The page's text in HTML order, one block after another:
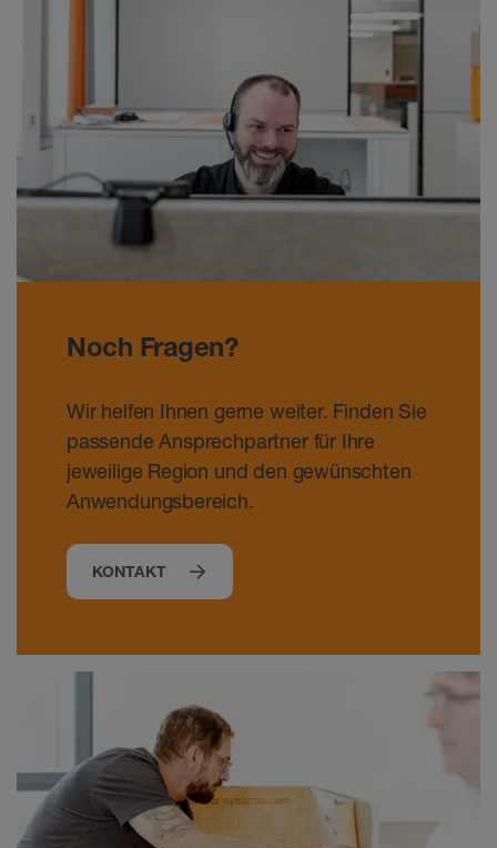
Noch Fragen?
Wir helfen Ihnen gerne weiter. Finden Sie
passende Ansprechpartner für Ihre
jeweilige Region und den gewünschten
Anwendungsbereich.
KONTAKT